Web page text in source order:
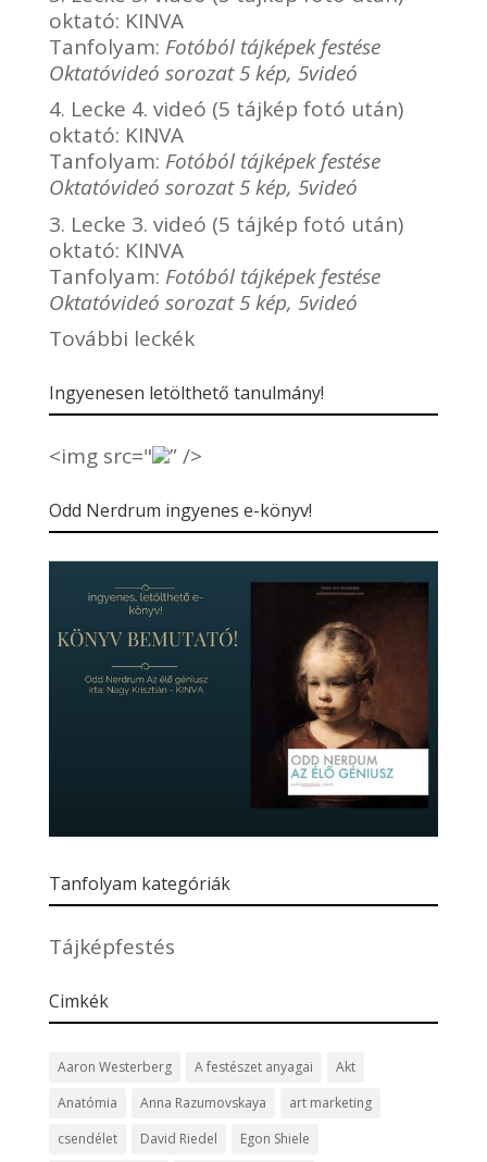
oktató: KINVA
Tanfolyam: Fotóból tájképek festése
Oktatóvideó sorozat 5 kép, 5videó
4. Lecke 4. videó (5 tájkép fotó után)
oktató: KINVA
Tanfolyam: Fotóból tájképek festése
Oktatóvideó sorozat 5 kép, 5videó
3. Lecke 3. videó (5 tájkép fotó után)
oktató: KINVA
Tanfolyam: Fotóból tájképek festése
Oktatóvideó sorozat 5 kép, 5videó
További leckék
Ingyenesen letölthető tanulmány!
<img src=" ” />
Odd Nerdrum ingyenes e-könyv!
Tanfolyam kategóriák
Tájképfestés
Cimkék
Aaron Westerberg A festészet anyagai
Akt
Anatómia
Anna Razumovskaya
art marketing
csendélet
David Riedel
Egon Shiele